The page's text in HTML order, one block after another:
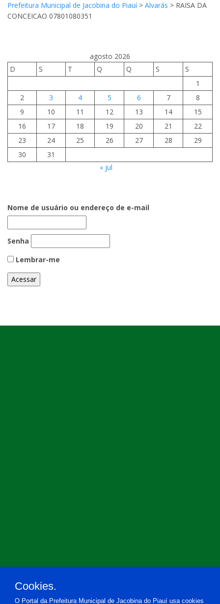
Prefeitura Municipal de Jacobina do Piauí> Alvarás > RAISA DA
CONCEICAO 07801080351
agosto 2026
D
S T Q Q S
S
1
2
3 4 5 6 7
8
9
10 11 12 13 14
15
16
17 18 19 20 21
22
23
24 25 26 27 28
29
30
31
« jul
Nome de usuário ou endereço de e-mail
Senha
Lembrar-me
Cookies.
O Portal da Prefeitura Municipal de Jacobina do Piauí usa cookies